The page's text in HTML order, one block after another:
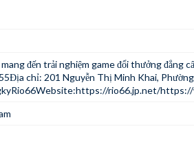
mang đến trải nghiệm game đổi thưởng đẳng
chỉ: 201 Nguyễn Thị Minh Khai,
https://rio66.jp.net/https://